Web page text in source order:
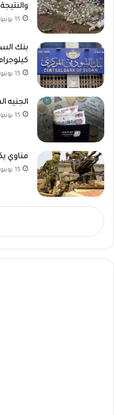
15 يونيو، 2026
15 يونيو، 2026
الجنيه
15 يونيو، 2026
مناوي
15 يونيو، 2026